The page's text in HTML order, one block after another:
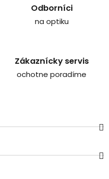
Odborníci
na optiku
Zákaznícky servis
ochotne poradíme